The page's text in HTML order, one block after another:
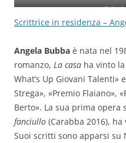
Scrittrice in residenza –
Angela Bubba è nata nel
romanzo, La casa ha vinto
What’s Up Giovani Talenti»
Strega», «Premio Flaiano»,
Berto». La sua prima opera
fanciullo (Carabba 2016),
Suoi scritti sono apparsi su